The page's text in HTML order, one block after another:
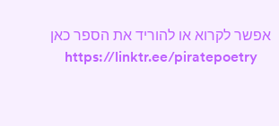
אפשר לקרוא או להוריד את הספר כאן
https://linktr.ee/piratepoetry